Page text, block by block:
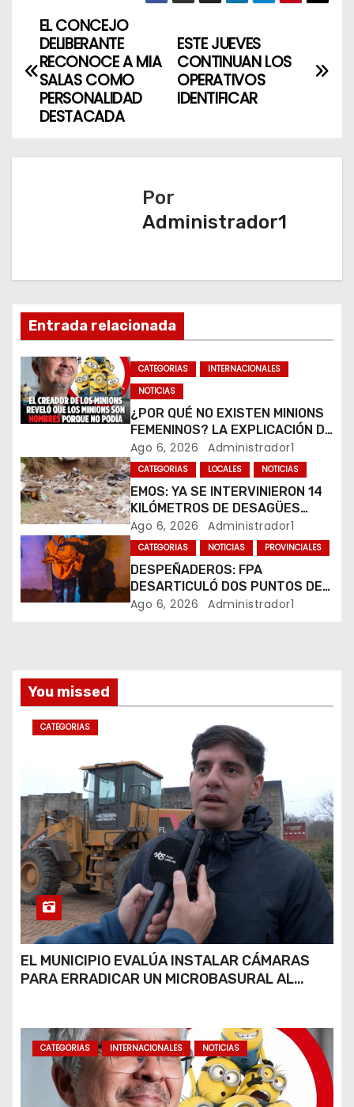
N
a
g
n
d
e
e
n
t
r
a
d
ESTE JUEVES
CONTINUAN LOS
OPERATIVOS
IDENTIFICAR
EL CONCEJO
DELIBERANTE
RECONOCE A MIA
SALAS COMO
PERSONALIDAD
DESTACADA
Por
Administrador1
Entrada relacionada
CATEGORIAS
INTERNACIONALES
NOTICIAS
¿POR QUÉ NO EXISTEN MINIONS
FEMENINOS? LA EXPLICACIÓN DE
SU CREADOR QUE VOLVIÓ A
VIRALIZARSE
Ago 6, 2026 Administrador1
CATEGORIAS LOCALES NOTICIAS
EMOS: YA SE INTERVINIERON 14
KILÓMETROS DE DESAGÜES
PLUVIALES
Ago 6, 2026 Administrador1
CATEGORIAS NOTICIAS PROVINCIALES
DESPEÑADEROS: FPA
DESARTICULÓ DOS PUNTOS DE
VENTA DE DROGAS. TRES
Ago 6, 2026 Administrador1
You missed
CATEGORIAS
EL MUNICIPIO EVALÚA INSTALAR CÁMARAS
PARA ERRADICAR UN MICROBASURAL AL
CATEGORIAS INTERNACIONALES NOTICIAS